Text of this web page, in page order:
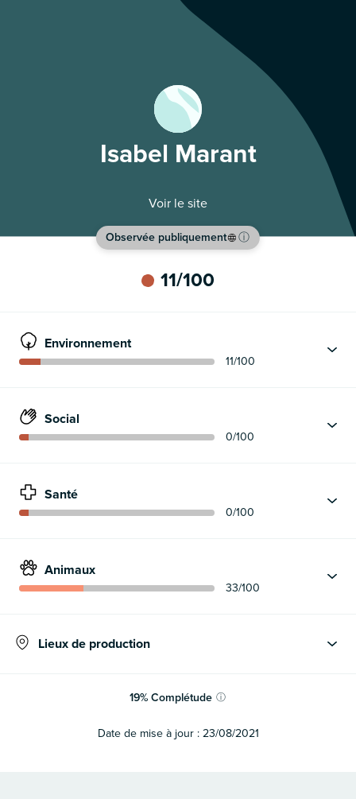
Isabel Marant
Voir le site
Observée publiquement ⓘ
11/100
Environnement
11/100
Social
0/100
Santé
0/100
Animaux
33/100
Lieux de production
19% Complétude ⓘ
Date de mise à jour : 23/08/2021